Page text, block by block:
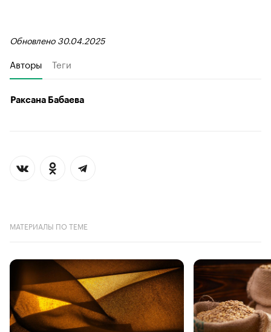
Обновлено 30.04.2025
Авторы Теги
Раксана Бабаева
МАТЕРИАЛЫ ПО ТЕМЕ